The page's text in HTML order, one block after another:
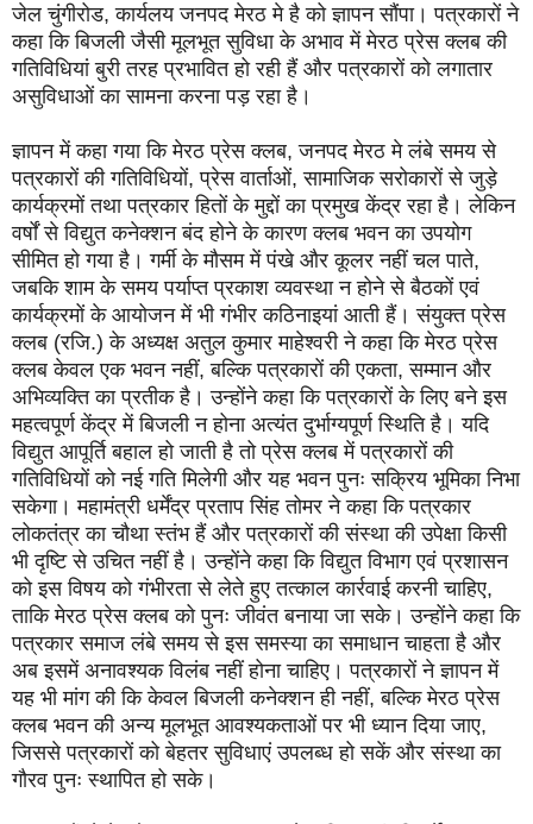
जेल चुंगीरोड, कार्यलय जनपद मेरठ मे है को ज्ञापन सौंपा। पत्रकारों ने
कहा कि बिजली जैसी मूलभूत सुविधा के अभाव में मेरठ प्रेस क्लब की
गतिविधियां बुरी तरह प्रभावित हो रही हैं और पत्रकारों को लगातार
असुविधाओं का सामना करना पड़ रहा है।
ज्ञापन में कहा गया कि मेरठ प्रेस क्लब, जनपद मेरठ मे लंबे समय से
पत्रकारों की गतिविधियों, प्रेस वार्ताओं, सामाजिक सरोकारों से जुड़े
कार्यक्रमों तथा पत्रकार हितों के मुद्दों का प्रमुख केंद्र रहा है। लेकिन
वर्षों से विद्युत कनेक्शन बंद होने के कारण क्लब भवन का उपयोग
सीमित हो गया है। गर्मी के मौसम में पंखे और कूलर नहीं चल पाते,
जबकि शाम के समय पर्याप्त प्रकाश व्यवस्था न होने से बैठकों एवं
कार्यक्रमों के आयोजन में भी गंभीर कठिनाइयां आती हैं। संयुक्त प्रेस
क्लब (रजि.) के अध्यक्ष अतुल कुमार माहेश्वरी ने कहा कि मेरठ प्रेस
क्लब केवल एक भवन नहीं, बल्कि पत्रकारों की एकता, सम्मान और
अभिव्यक्ति का प्रतीक है। उन्होंने कहा कि पत्रकारों के लिए बने इस
महत्वपूर्ण केंद्र में बिजली न होना अत्यंत दुर्भाग्यपूर्ण स्थिति है। यदि
विद्युत आपूर्ति बहाल हो जाती है तो प्रेस क्लब में पत्रकारों की
गतिविधियों को नई गति मिलेगी और यह भवन पुनः सक्रिय भूमिका निभा
सकेगा। महामंत्री धर्मेंद्र प्रताप सिंह तोमर ने कहा कि पत्रकार
लोकतंत्र का चौथा स्तंभ हैं और पत्रकारों की संस्था की उपेक्षा किसी
भी दृष्टि से उचित नहीं है। उन्होंने कहा कि विद्युत विभाग एवं प्रशासन
को इस विषय को गंभीरता से लेते हुए तत्काल कार्रवाई करनी चाहिए,
ताकि मेरठ प्रेस क्लब को पुनः जीवंत बनाया जा सके। उन्होंने कहा कि
पत्रकार समाज लंबे समय से इस समस्या का समाधान चाहता है और
अब इसमें अनावश्यक विलंब नहीं होना चाहिए। पत्रकारों ने ज्ञापन में
यह भी मांग की कि केवल बिजली कनेक्शन ही नहीं, बल्कि मेरठ प्रेस
क्लब भवन की अन्य मूलभूत आवश्यकताओं पर भी ध्यान दिया जाए,
जिससे पत्रकारों को बेहतर सुविधाएं उपलब्ध हो सकें और संस्था का
गौरव पुनः स्थापित हो सके।